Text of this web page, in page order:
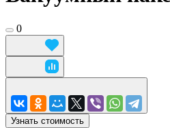
0
Узнать стоимость